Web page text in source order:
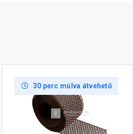
30 perc múlva átvehető